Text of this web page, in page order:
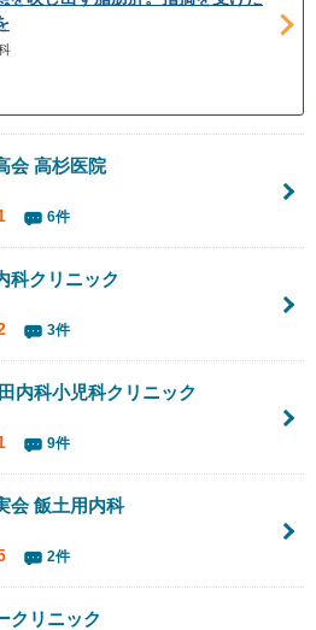
会高杉医院
6件
科クリニック
3件
内科小児科クリニック
9件
会飯土用内科
2件
クリニック